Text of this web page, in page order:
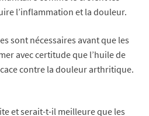
l’inflammation et la douleur.
sont nécessaires avant que les
avec certitude que l’huile de
contre la douleur arthritique.
et serait-t-il meilleure que les